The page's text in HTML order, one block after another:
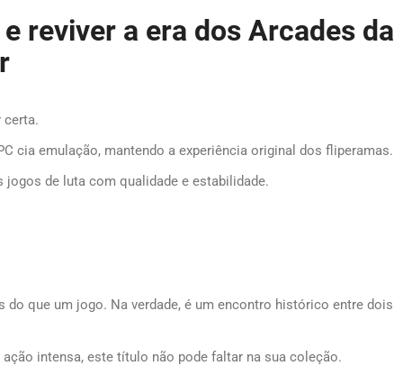
reviver a era dos Arcades da
certa.
cia emulação, mantendo a experiência original dos fliperamas.
de luta com qualidade e estabilidade.
do que um jogo. Na verdade, é um encontro histórico entre dois
intensa, este título não pode faltar na sua coleção.